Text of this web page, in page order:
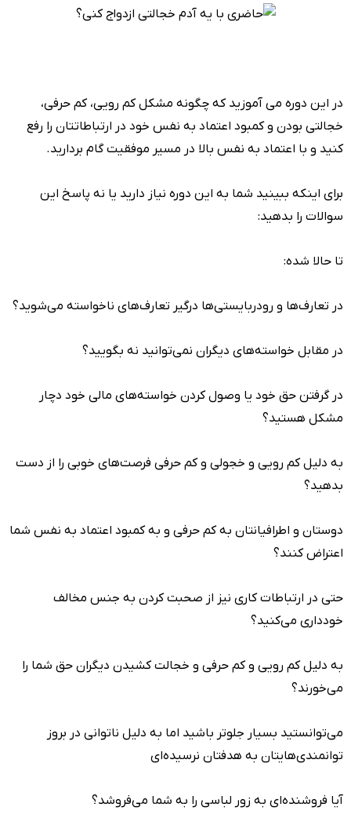
در این دوره می آموزید که چگونه مشکل کم رویی، کم حرفی،
خجالتی بودن و کمبود اعتماد به نفس خود در ارتباطاتتان را رفع
کنید و با اعتماد به نفس بالا در مسیر موفقیت گام بردارید.
برای اینکه ببینید شما به این دوره نیاز دارید یا نه پاسخ این
سوالات را بدهید:
تا حالا شده:
در تعارف‌ها و رودربایستی‌ها درگیر تعارف‌های ناخواسته می‌شوید؟
در مقابل خواسته‌های دیگران نمی‌توانید نه بگویید؟
در گرفتن حق خود یا وصول کردن خواسته‌های مالی خود دچار
مشکل هستید؟
به دلیل کم رویی و خجولی و کم حرفی فرصت‌های خوبی را از دست
بدهید؟
دوستان و اطرافیانتان به کم حرفی و به کمبود اعتماد به نفس شما
اعتراض کنند؟
حتی در ارتباطات کاری نیز از صحبت کردن به جنس مخالف
خودداری می‌کنید؟
به دلیل کم رویی و کم حرفی و خجالت کشیدن دیگران حق شما را
می‌خورند؟
می‌توانستید بسیار جلوتر باشید اما به دلیل ناتوانی در بروز
توانمندی‌هایتان به هدفتان نرسیده‌ای
آیا فروشنده‌ای به زور لباسی را به شما می‌فروشد؟